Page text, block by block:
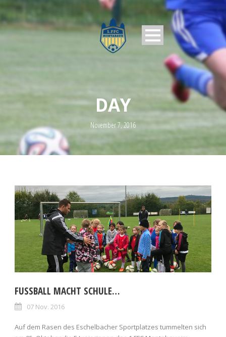
DAY
November 7, 2016
FUSSBALL MACHT SCHULE…
07 Nov. 2016
Auf dem Rasen des Eschelbacher Sportplatzes tummelten sich